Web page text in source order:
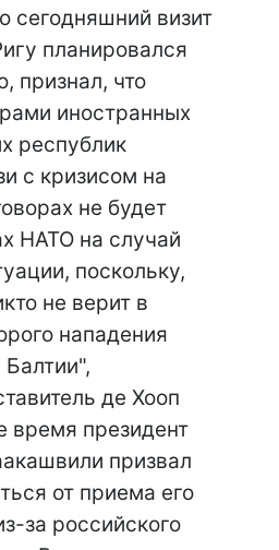
сегодняшний визит
планировался
признал, что
иностранных
республик
с кризисом на
не будет
НАТО на случай
поскольку,
не верит в
нападения
де Хооп
время президент
призвал
от приема его
за российского